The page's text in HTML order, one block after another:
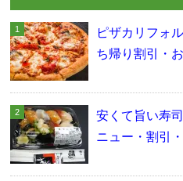
ピザカリフォ
ち帰り割引・
安くて旨い寿
ニュー・割引・